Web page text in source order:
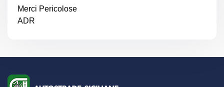
Merci Pericolose
ADR